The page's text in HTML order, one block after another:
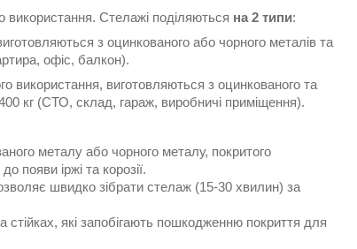
використання. Стелажі поділяються на 2 типи:
з оцинкованого або чорного металів та
офіс, балкон).
використання, виготовляються з оцинкованого та
кг (СТО, склад, гараж, виробничі приміщення).
металу або чорного металу, покритого
появи іржі та корозії.
швидко зібрати стелаж (15-30 хвилин) за
стійках, які запобігають пошкодженню покриття для